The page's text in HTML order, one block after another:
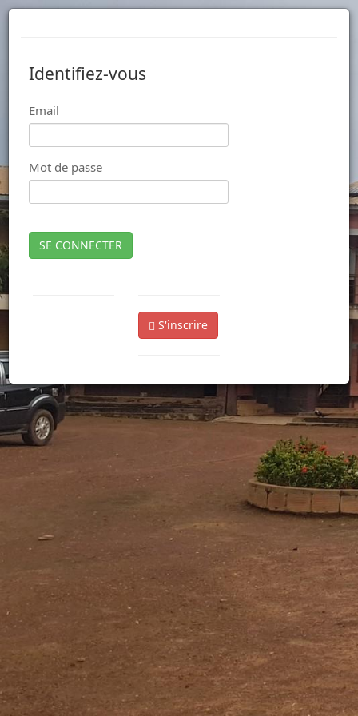
Identifiez-vous
Email
Mot de passe
SE CONNECTER
S'inscrire